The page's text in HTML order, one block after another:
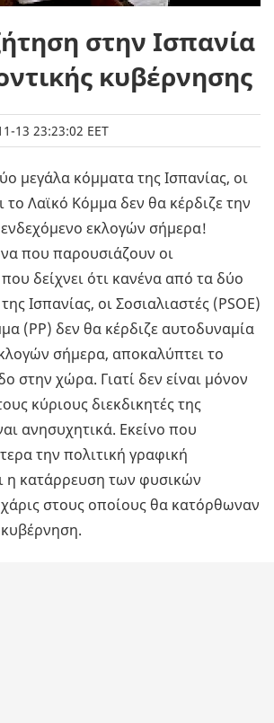
στην Ισπανία
κυβέρνησης
13 23:23:02 EET
μεγάλα κόμματα της Ισπανίας, οι
το Λαϊκό Κόμμα δεν θα κέρδιζε την
εκλογών σήμερα!
που παρουσιάζουν οι
δείχνει ότι κανένα από τα δύο
Ισπανίας, οι Σοσιαλιαστές (PSOE)
(PP) δεν θα κέρδιζε αυτοδυναμία
σήμερα, αποκαλύπτει το
στην χώρα. Γιατί δεν είναι μόνον
κύριους διεκδικητές της
ανησυχητικά. Εκείνο που
την πολιτική γραφική
η κατάρρευση των φυσικών
στους οποίους θα κατόρθωναν